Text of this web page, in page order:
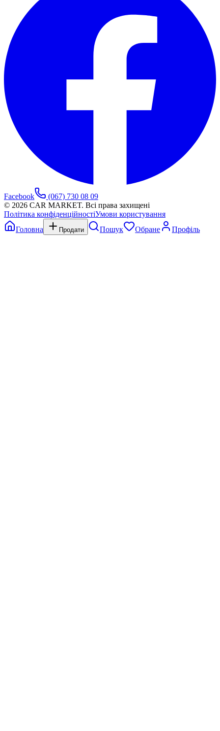
Facebook
(067) 730 08 09
© 2026 CAR MARKET. Всі права захищені
Політика конфіденційностіУмови користування
Головна
Продати Пошук Обране Профіль